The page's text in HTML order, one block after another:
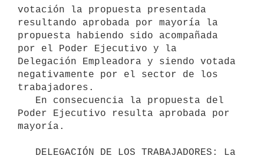
votación la propuesta presentada
resultando aprobada por mayoría la
propuesta habiendo sido acompañada
por el Poder Ejecutivo y la
Delegación Empleadora y siendo votada
negativamente por el sector de los
trabajadores.
Poder Ejecutivo resulta aprobada por
mayoría.